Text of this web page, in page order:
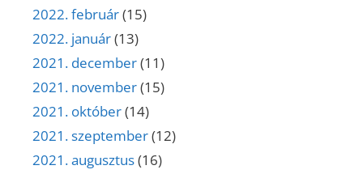
2022. február(15)
2022. január(13)
2021. december(11)
2021. november(15)
2021. október(14)
2021. szeptember(12)
2021. augusztus(16)